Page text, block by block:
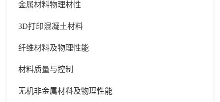
金属材料物理材性
3D打印混凝土材料
纤维材料及物理性能
材料质量与控制
无机非金属材料及物理性能